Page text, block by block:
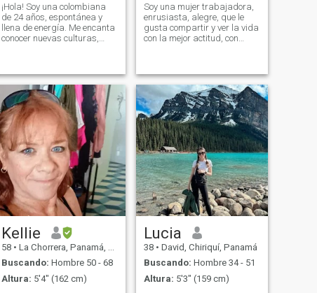
¡Hola! Soy una colombiana
de 24 años, espontánea y
llena de energía. Me encanta
conocer nuevas culturas,
trato de ver lo positivo en
todo. No tengo hijos, pero
tengo muchas ganas de
conocer el mundo y todo lo
que tiene para ofrecer.
¡Vamos a charlar y
descubrir qué podemos
aprender el uno del otro!
Soy una mujer trabajadora,
enrusiasta, alegre, que le
gusta compartir y ver la vida
con la mejor actitud, con
amorosa, comprensibles, de
esa que solo ama para
siempre.
Kellie
58 • La Chorrera, Panamá, Panamá
Buscando: Hombre 50 - 68
Altura: 5'4" (162 cm)
Lucia
38 • David, Chiriquí, Panamá
Buscando: Hombre 34 - 51
Altura: 5'3" (159 cm)